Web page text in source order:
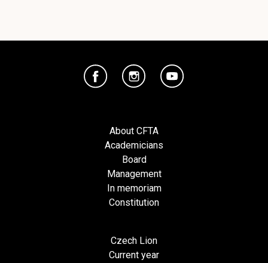
About CFTA
Academicians
Board
Management
In memoriam
Constitution
Czech Lion
Current year